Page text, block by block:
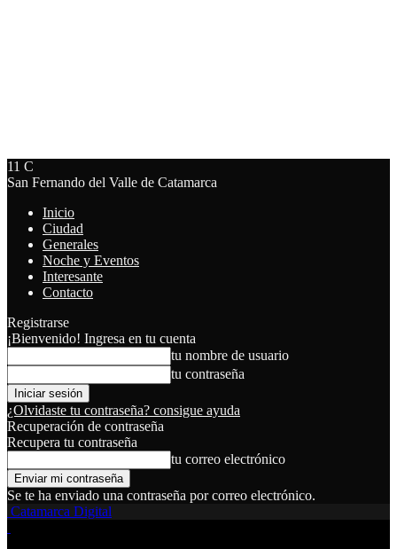
11 C
San Fernando del Valle de Catamarca
Inicio
Ciudad
Generales
Noche y Eventos
Interesante
Contacto
Registrarse
¡Bienvenido! Ingresa en tu cuenta
tu nombre de usuario
tu contraseña
¿Olvidaste tu contraseña? consigue ayuda
Recuperación de contraseña
Recupera tu contraseña
tu correo electrónico
Se te ha enviado una contraseña por correo electrónico.
Catamarca Digital